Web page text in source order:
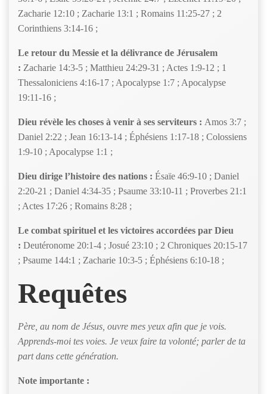
Zacharie 12:10 ; Zacharie 13:1 ; Romains 11:25-27 ; 2
Corinthiens 3:14-16 ;
Le retour du Messie et la délivrance de Jérusalem
: Zacharie 14:3-5 ; Matthieu 24:29-31 ; Actes 1:9-12 ; 1
Thessaloniciens 4:16-17 ; Apocalypse 1:7 ; Apocalypse
19:11-16 ;
Dieu révèle les choses à venir à ses serviteurs : Amos 3:7 ;
Daniel 2:22 ; Jean 16:13-14 ; Éphésiens 1:17-18 ; Colossiens
1:9-10 ; Apocalypse 1:1 ;
Dieu dirige l’histoire des nations : Ésaïe 46:9-10 ; Daniel
2:20-21 ; Daniel 4:34-35 ; Psaume 33:10-11 ; Proverbes 21:1
; Actes 17:26 ; Romains 8:28 ;
Le combat spirituel et les victoires accordées par Dieu
: Deutéronome 20:1-4 ; Josué 23:10 ; 2 Chroniques 20:15-17
; Psaume 144:1 ; Zacharie 10:3-5 ; Éphésiens 6:10-18 ;
Requêtes
Père, au nom de Jésus, ouvre mes yeux afin que je vois.
Apprends-moi tes voies. Je veux faire ta volonté; parler de ta
part dans cette génération.
Note importante :